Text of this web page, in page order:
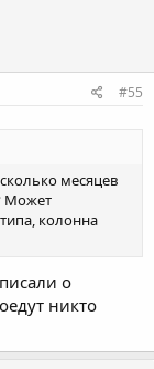
#55
месяцев
Может
колонна
о
никто